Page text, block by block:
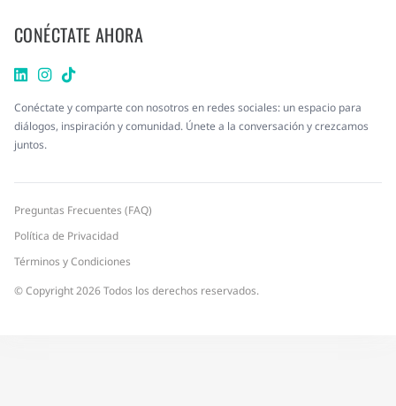
CONÉCTATE AHORA
Conéctate y comparte con nosotros en redes sociales: un espacio para
diálogos, inspiración y comunidad. Únete a la conversación y crezcamos
juntos.
© Copyright 2026 Todos los derechos reservados.
Preguntas Frecuentes (FAQ)
Política de Privacidad
Términos y Condiciones